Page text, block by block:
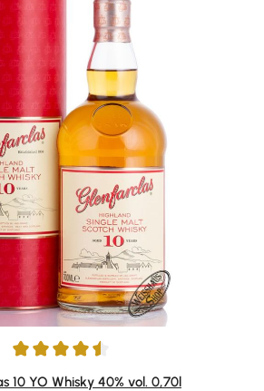
von 4.58 von 5 Sternen
10 YO Whisky 40% vol. 0,70l